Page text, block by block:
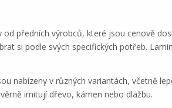
předních výrobců, které jsou cenově
si podle svých specifických potřeb.
nabízeny v různých variantách, včetně
imitují dřevo, kámen nebo dlažbu.